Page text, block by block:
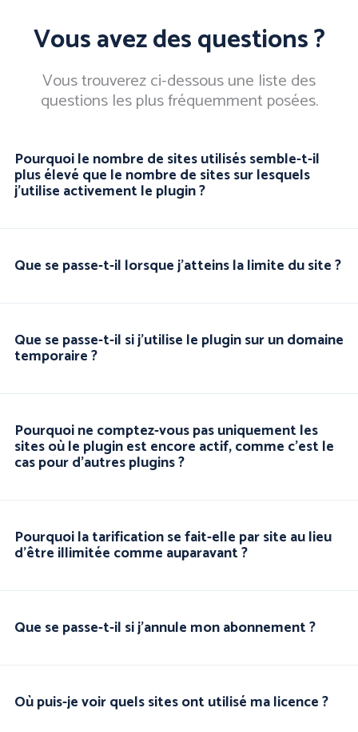
Vous avez des questions ?
Vous trouverez ci-dessous une liste des
questions les plus fréquemment posées.
Pourquoi le nombre de sites utilisés semble-t-il
plus élevé que le nombre de sites sur lesquels
j'utilise activement le plugin ?
Que se passe-t-il lorsque j'atteins la limite du site ?
Que se passe-t-il si j'utilise le plugin sur un domaine
temporaire ?
Pourquoi ne comptez-vous pas uniquement les
sites où le plugin est encore actif, comme c'est le
cas pour d'autres plugins ?
Pourquoi la tarification se fait-elle par site au lieu
d'être illimitée comme auparavant ?
Que se passe-t-il si j'annule mon abonnement ?
Où puis-je voir quels sites ont utilisé ma licence ?